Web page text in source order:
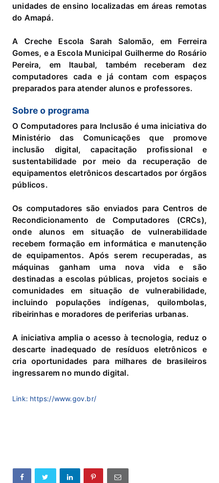
unidades de ensino localizadas em áreas remotas
do Amapá.
A Creche Escola Sarah Salomão, em Ferreira
Gomes, e a Escola Municipal Guilherme do Rosário
Pereira, em Itaubal, também receberam dez
computadores cada e já contam com espaços
preparados para atender alunos e professores.
Sobre o programa
O Computadores para Inclusão é uma iniciativa do
Ministério das Comunicações que promove
inclusão digital, capacitação profissional e
sustentabilidade por meio da recuperação de
equipamentos eletrônicos descartados por órgãos
públicos.
Os computadores são enviados para Centros de
Recondicionamento de Computadores (CRCs),
onde alunos em situação de vulnerabilidade
recebem formação em informática e manutenção
de equipamentos. Após serem recuperadas, as
máquinas ganham uma nova vida e são
destinadas a escolas públicas, projetos sociais e
comunidades em situação de vulnerabilidade,
incluindo populações indígenas, quilombolas,
ribeirinhas e moradores de periferias urbanas.
A iniciativa amplia o acesso à tecnologia, reduz o
descarte inadequado de resíduos eletrônicos e
cria oportunidades para milhares de brasileiros
ingressarem no mundo digital.
Link: https://www.gov.br/